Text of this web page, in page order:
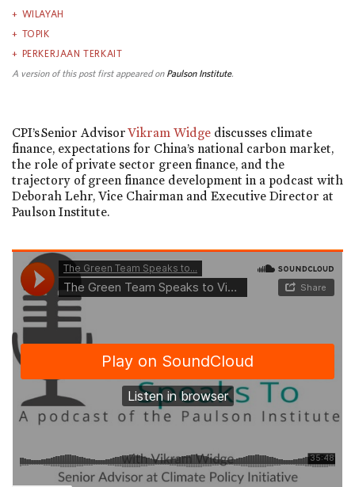
A version of this post first appeared on Paulson Institute.
WILAYAH
TOPIK
PERKERJAAN TERKAIT
CPI’s Senior AdvisorVikram Widge discusses climate
finance, expectations for China’s national carbon market,
the role of private sector green finance, and the
trajectory of green finance development in a podcast with
Deborah Lehr, Vice Chairman and Executive Director at
Paulson Institute.